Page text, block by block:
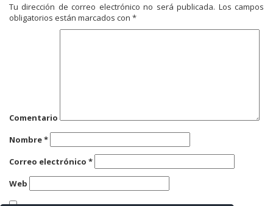
Tu dirección de correo electrónico no será publicada. Los campos
obligatorios están marcados con *
Comentario
Nombre*
Correo electrónico *
Web